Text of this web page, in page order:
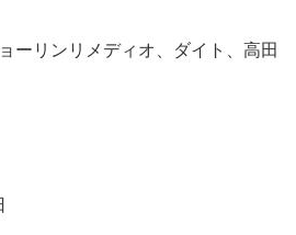
ーリンリメディオ、ダイト、高田